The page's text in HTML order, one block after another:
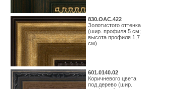
830.ОАС.422
Золотистого оттенка
(шир. профиля 5 см;
высота профиля 1,7
см)
601.0140.02
Коричневого цвета
под дерево (шир.